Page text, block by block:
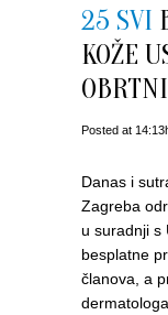
25 SVI
KOŽE
Posted at
Danas i
Zagreba
u suradnji s
besplatne
članova, a
dermatologa.